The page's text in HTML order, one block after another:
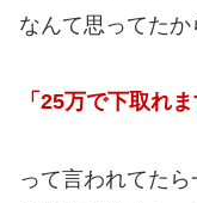
なんて思ってたか
「25万で下取れま
って言われてた